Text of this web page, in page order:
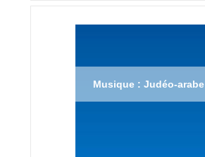
Musique : Judéo-arabe